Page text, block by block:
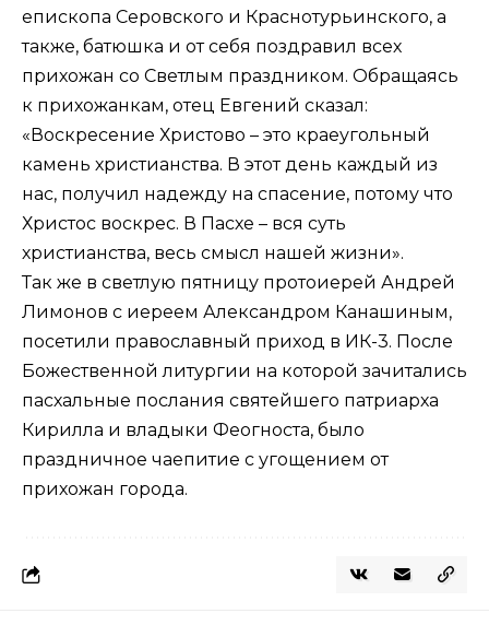
епископа Серовского и Краснотурьинского, а
также, батюшка и от себя поздравил всех
прихожан со Светлым праздником. Обращаясь
к прихожанкам, отец Евгений сказал:
«Воскресение Христово – это краеугольный
камень христианства. В этот день каждый из
нас, получил надежду на спасение, потому что
Христос воскрес. В Пасхе – вся суть
христианства, весь смысл нашей жизни».
Так же в светлую пятницу протоиерей Андрей
Лимонов с иереем Александром Канашиным,
посетили православный приход в ИК-3. После
Божественной литургии на которой зачитались
пасхальные послания святейшего патриарха
Кирилла и владыки Феогноста, было
праздничное чаепитие с угощением от
прихожан города.